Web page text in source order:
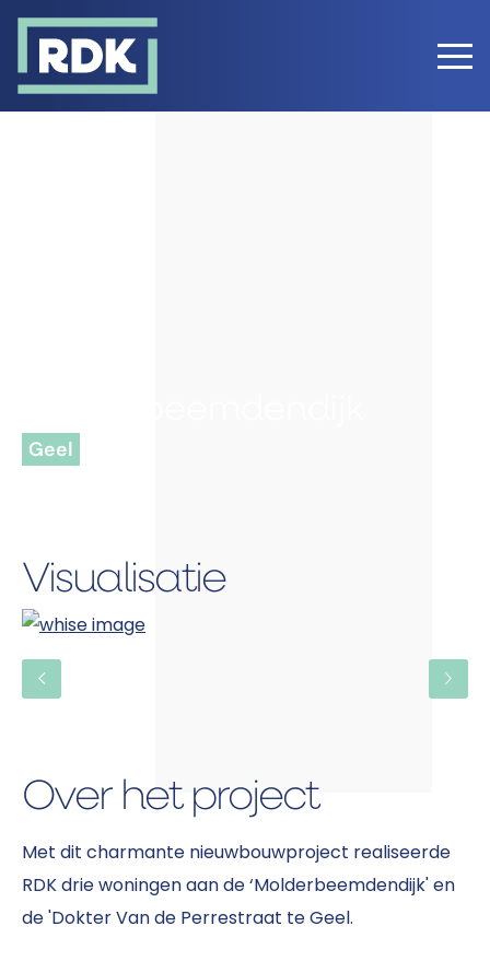
Geel
Visualisatie
Over het project
Met dit charmante nieuwbouwproject realiseerde
RDK drie woningen aan de ‘Molderbeemdendijk' en
de 'Dokter Van de Perrestraat te Geel.